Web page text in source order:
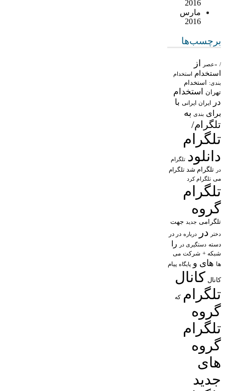
2016
مارس
2016
برچسب‌ها
/ «عصر از
استخدام استخدام
بندی: استخدام
تهران
استخدام
در
ایران ایرانی با
برای بندی به
تلگرام/
تلگرام
دانلود تلگرام
در تلگرام شد تلگرام
می تلگرام کرد
تلگرام
گروه
تلگرامی جدید جهت
دختر در درباره در در
دسته دستگیری در را
شبکه + شرکت می
ها های و پایگاه پیام
کانال کانال
تلگرام که
گروه
تلگرام
گروه
های
جدید